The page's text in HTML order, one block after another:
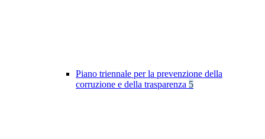
Piano triennale per la prevenzione della
corruzione e della trasparenza 5